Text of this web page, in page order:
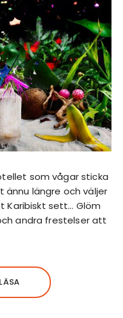
som vågar sticka
ännu längre och väljer
Karibiskt sett… Glöm
andra frestelser att